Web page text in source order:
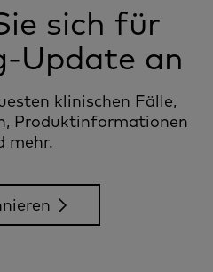
sich für
Update an
klinischen Fälle,
Produktinformationen
mehr.